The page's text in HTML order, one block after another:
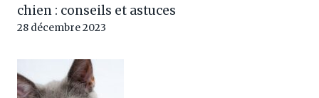
chien : conseils et astuces
28 décembre 2023